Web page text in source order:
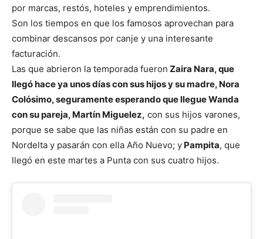
por marcas, restós, hoteles y emprendimientos.
Son los tiempos en que los famosos aprovechan para
combinar descansos por canje y una interesante
facturación.
Las que abrieron la temporada fueron Zaira Nara, que
llegó hace ya unos días con sus hijos y su madre, Nora
Colósimo, seguramente esperando que llegue Wanda
con su pareja, Martín Miguelez, con sus hijos varones,
porque se sabe que las niñas están con su padre en
Nordelta y pasarán con ella Año Nuevo; y Pampita, que
llegó en este martes a Punta con sus cuatro hijos.